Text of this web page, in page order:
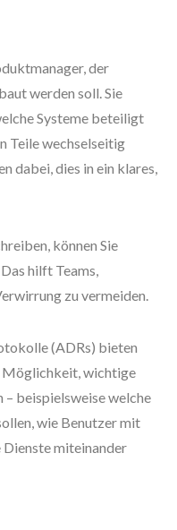
der
werden soll. Sie
Systeme beteiligt
Teile wechselseitig
dabei, dies in ein klares,
können Sie
hilft Teams,
zu vermeiden.
(ADRs) bieten
wichtige
– beispielsweise welche
wie Benutzer mit
miteinander